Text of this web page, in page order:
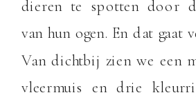
dieren te spotten door
van hun ogen. En dat gaat
Van dichtbij zien we een
vleermuis en drie